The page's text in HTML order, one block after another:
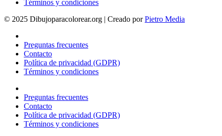
Términos y condiciones
© 2025 Dibujoparacolorear.org | Creado porPietro Media
Preguntas frecuentes
Contacto
Política de privacidad (GDPR)
Términos y condiciones
Preguntas frecuentes
Contacto
Política de privacidad (GDPR)
Términos y condiciones